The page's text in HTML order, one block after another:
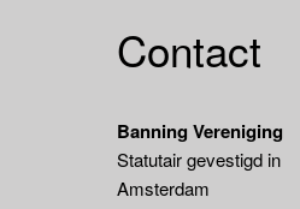
Contact
Banning Vereniging
Statutair gevestigd in
Amsterdam